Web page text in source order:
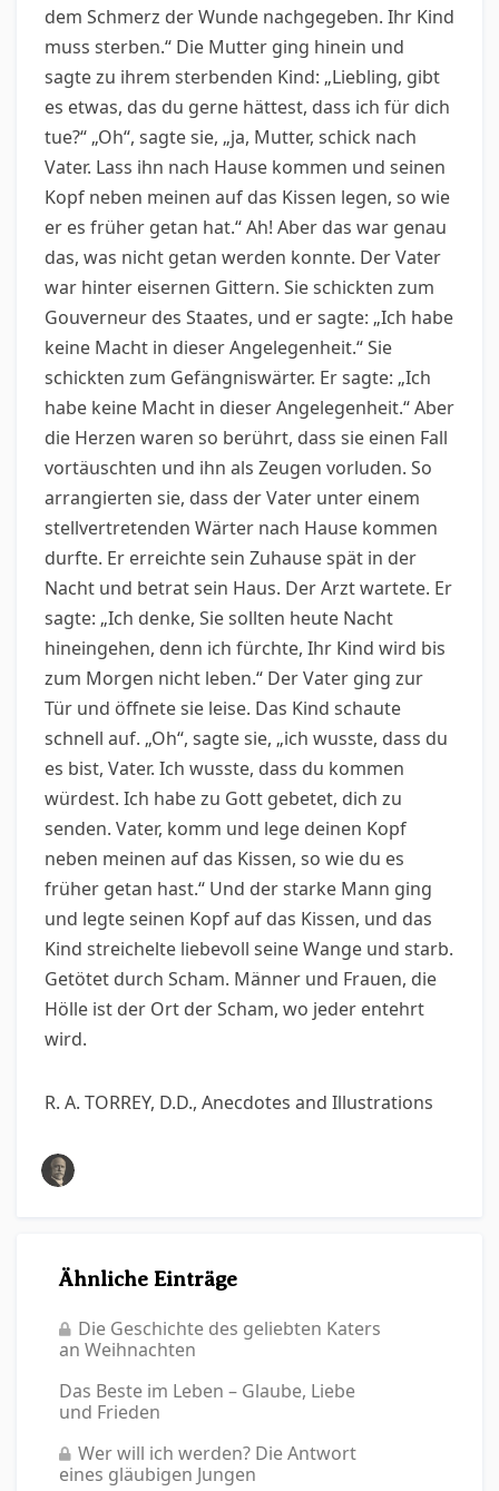
dem Schmerz der Wunde nachgegeben. Ihr Kind
muss sterben.“ Die Mutter ging hinein und
sagte zu ihrem sterbenden Kind: „Liebling, gibt
es etwas, das du gerne hättest, dass ich für dich
tue?“ „Oh“, sagte sie, „ja, Mutter, schick nach
Vater. Lass ihn nach Hause kommen und seinen
Kopf neben meinen auf das Kissen legen, so wie
er es früher getan hat.“ Ah! Aber das war genau
das, was nicht getan werden konnte. Der Vater
war hinter eisernen Gittern. Sie schickten zum
Gouverneur des Staates, und er sagte: „Ich habe
keine Macht in dieser Angelegenheit.“ Sie
schickten zum Gefängniswärter. Er sagte: „Ich
habe keine Macht in dieser Angelegenheit.“ Aber
die Herzen waren so berührt, dass sie einen Fall
vortäuschten und ihn als Zeugen vorluden. So
arrangierten sie, dass der Vater unter einem
stellvertretenden Wärter nach Hause kommen
durfte. Er erreichte sein Zuhause spät in der
Nacht und betrat sein Haus. Der Arzt wartete. Er
sagte: „Ich denke, Sie sollten heute Nacht
hineingehen, denn ich fürchte, Ihr Kind wird bis
zum Morgen nicht leben.“ Der Vater ging zur
Tür und öffnete sie leise. Das Kind schaute
schnell auf. „Oh“, sagte sie, „ich wusste, dass du
es bist, Vater. Ich wusste, dass du kommen
würdest. Ich habe zu Gott gebetet, dich zu
senden. Vater, komm und lege deinen Kopf
neben meinen auf das Kissen, so wie du es
früher getan hast.“ Und der starke Mann ging
und legte seinen Kopf auf das Kissen, und das
Kind streichelte liebevoll seine Wange und starb.
Getötet durch Scham. Männer und Frauen, die
Hölle ist der Ort der Scham, wo jeder entehrt
wird.
R. A. TORREY, D.D., Anecdotes and Illustrations
Ähnliche Einträge
Die Geschichte des geliebten Katers
an Weihnachten
Das Beste im Leben – Glaube, Liebe
und Frieden
Wer will ich werden? Die Antwort
eines gläubigen Jungen